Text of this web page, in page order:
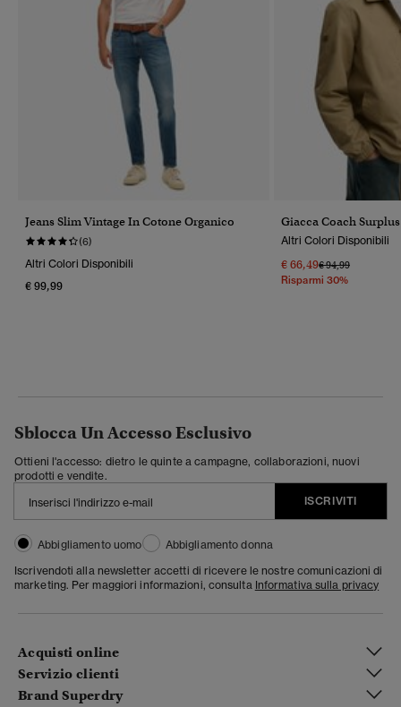
Jeans Slim Vintage In Cotone Organico
(6)
Altri Colori Disponibili
€ 99,99
Giacca Coach
Altri Colori Disponibili
€ 66,49Prezzo Ridotto Da
€ 94,99A
Risparmi 30%
Sblocca Un Accesso Esclusivo
Ottieni l'accesso: dietro le quinte a campagne, collaborazioni, nuovi
prodotti e vendite.
ISCRIVITI
Abbigliamento uomo
Abbigliamento donna
Iscrivendoti alla newsletter accetti di ricevere le nostre comunicazioni di
marketing. Per maggiori informazioni, consulta Informativa sulla privacy
Acquisti online
Servizio clienti
Brand Superdry